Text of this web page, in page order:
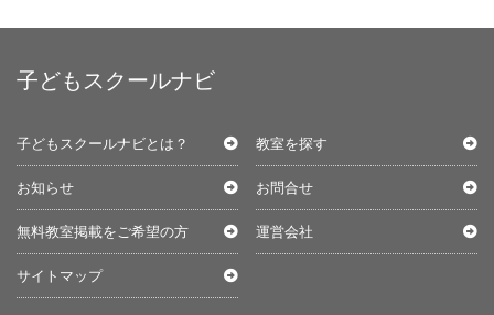
子どもスクールナビ
子どもスクールナビとは？ 教室を探す
お知らせ お問合せ
無料教室掲載をご希望の方 運営会社
サイトマップ